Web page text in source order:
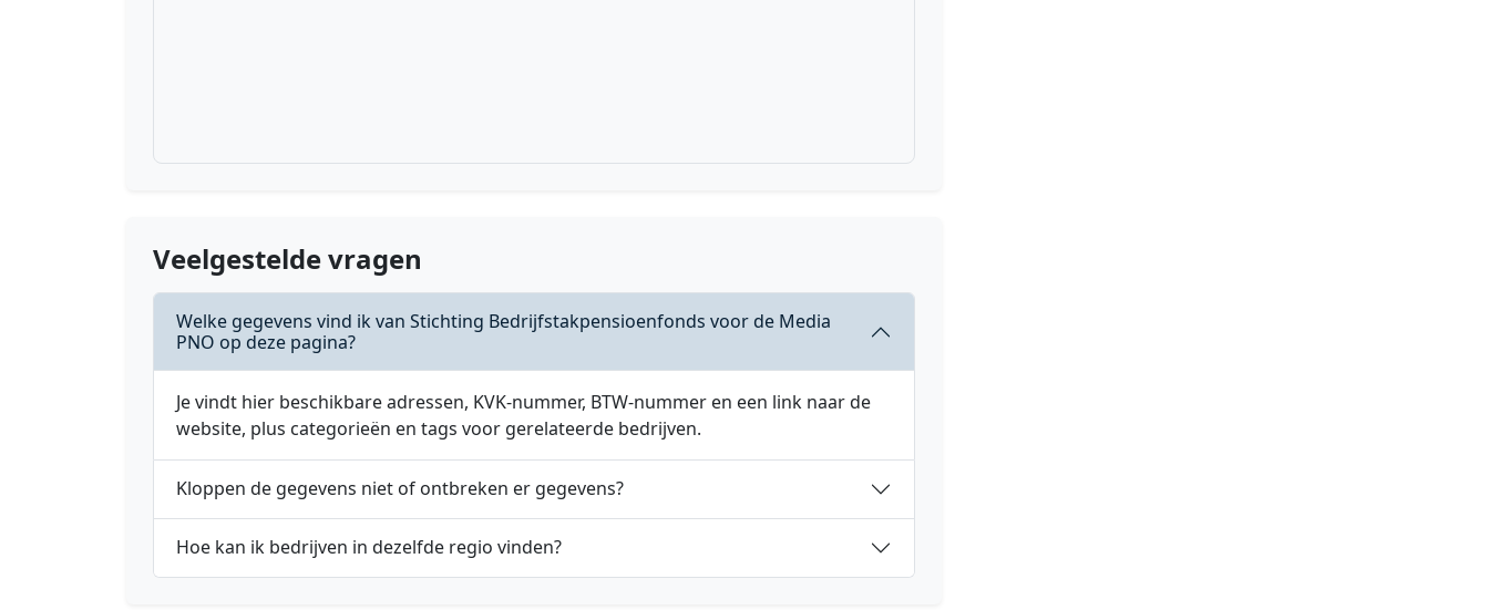
Veelgestelde vragen
Welke gegevens vind ik van Stichting Bedrijfstakpensioenfonds voor de Media
PNO op deze pagina?
Je vindt hier beschikbare adressen, KVK-nummer, BTW-nummer en een link naar de
website, plus categorieën en tags voor gerelateerde bedrijven.
Kloppen de gegevens niet of ontbreken er gegevens?
Hoe kan ik bedrijven in dezelfde regio vinden?